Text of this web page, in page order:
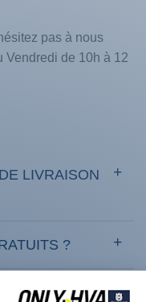
pas à nous
Vendredi de 10h à 12
LIVRAISON
?
PRODUIT ?